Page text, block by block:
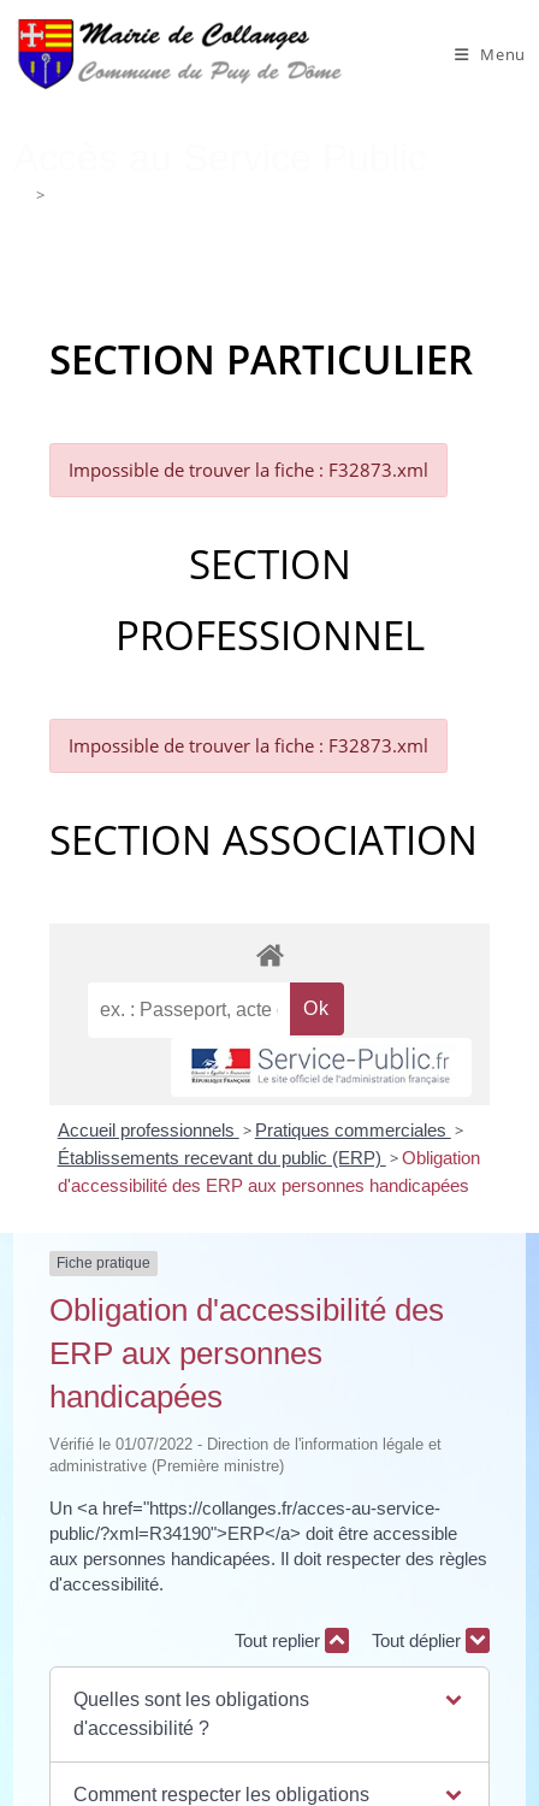
Skip
content
Menu
>
SECTION PARTICULIER
Impossible de trouver la fiche : F32873.xml
SECTION
PROFESSIONNEL
Impossible de trouver la fiche : F32873.xml
SECTION ASSOCIATION
Accueil professionnels > Pratiques commerciales >
Établissements recevant du public (ERP) >Obligation
d'accessibilité des ERP aux personnes handicapées
Fiche pratique
Obligation d'accessibilité des
ERP aux personnes
handicapées
Vérifié le 01/07/2022 - Direction de l'information légale et
administrative (Première ministre)
Un <a href="https://collanges.fr/acces-au-service-
public/?xml=R34190">ERP</a> doit être accessible
aux personnes handicapées. Il doit respecter des règles
d'accessibilité.
Tout replier Tout déplier
Quelles sont les obligations
d'accessibilité ?
Comment respecter les obligations